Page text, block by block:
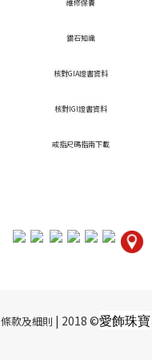
維修保養
鑽石知識
核對GIA證書資料
核對IGI證書資料
戒指尺碼指南下載
條款及細則 | 2018 ©愛飾珠寶